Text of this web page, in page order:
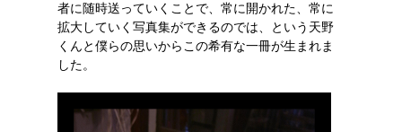
者に随時送っていくことで、常に開かれた、常に
拡大していく写真集ができるのでは、という天野
くんと僕らの思いからこの希有な一冊が生まれま
した。